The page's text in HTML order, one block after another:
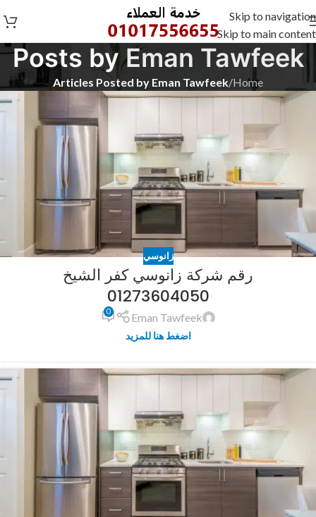
Skip to navigation
Skip to main content
Posts byEman Tawfeek
Home
/
Articles Posted by Eman Tawfeek
زانوسي
رقم شركة زانوسي كفر الشيخ
01273604050
Eman Tawfeek
0
اضغط هنا للمزيد